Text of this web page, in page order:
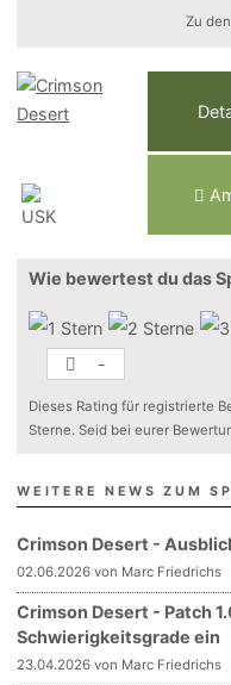
Zu
Wie bewertest du das
-
Dieses Rating für registrierte
Sterne. Seid bei eurer
WEITERE NEWS ZUM
Crimson Desert -
02.06.2026 von Marc Friedrichs
Crimson Desert - Patch
Schwierigkeitsgrade ein
23.04.2026 von Marc Friedrichs